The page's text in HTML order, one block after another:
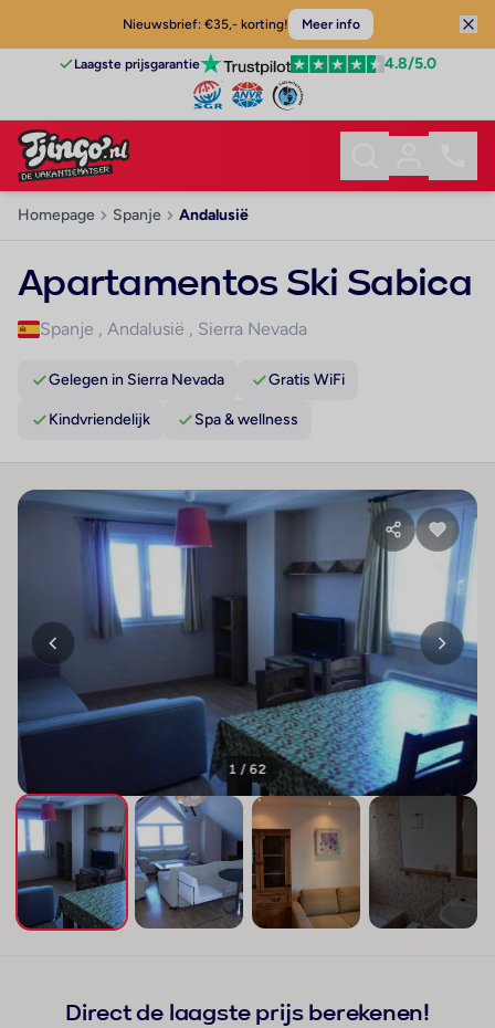
Nieuwsbrief: €35,- korting! Meer info
Laagste prijsgarantie 4.8/5.0
Homepage Spanje Andalusië
Apartamentos Ski Sabica
Spanje , Andalusië , Sierra Nevada
Gelegen in Sierra Nevada Gratis WiFi
Kindvriendelijk Spa & wellness
1 / 62
Direct de laagste prijs berekenen!